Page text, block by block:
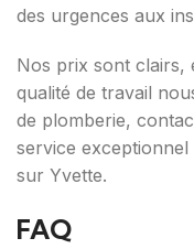
des urgences aux
Nos prix sont clairs,
qualité de travail
de plomberie,
service exceptionnel
sur Yvette.
FAQ